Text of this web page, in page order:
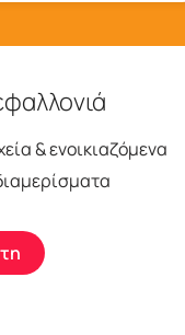
& ενοικιαζόμενα